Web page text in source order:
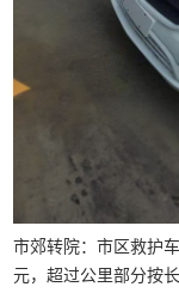
市郊转院：市区救护
元，超过公里部分按